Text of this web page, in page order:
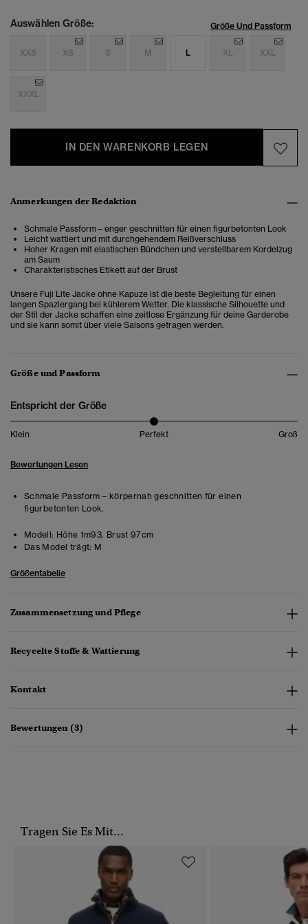
Auswählen Größe: Größe Und Passform
XXS XS S M L XL XXL
XXXL
IN DEN WARENKORB LEGEN
Anmerkungen der Redaktion
Schmale Passform – enger geschnitten für einen figurbetonten Look
Leicht wattiert und mit durchgehendem Reißverschluss
Hoher Kragen mit elastischen Bündchen und verstellbarem Kordelzug
am Saum
Charakteristisches Etikett auf der Brust
Unsere Fuji Lite Jacke ohne Kapuze ist die beste Begleitung für einen
langen Spaziergang bei kühlerem Wetter. Die klassische Silhouette und
der Stil der Jacke schaffen eine zeitlose Ergänzung für deine Garderobe
und sie kann somit über viele Saisons getragen werden.
Größe und Passform
Entspricht der Größe
Klein Perfekt Groß
Bewertungen Lesen
Schmale Passform – körpernah geschnitten für einen
figurbetonten Look.
Modell: Höhe 1m93. Brust 97cm
Das Model trägt: M
Größentabelle
Zusammensetzung und Pflege
Recycelte Stoffe & Wattierung
Kontakt
Bewertungen (3)
Tragen Sie Es Mit...